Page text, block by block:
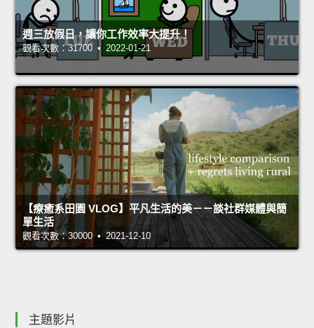
週三放假日，讓你工作效率大提升！
觀看次數：31700 • 2022-01-21
【療癒系田園 VLOG】平凡生活的美－－談社群媒體與簡
單生活
觀看次數：30000 • 2021-12-10
主題影片